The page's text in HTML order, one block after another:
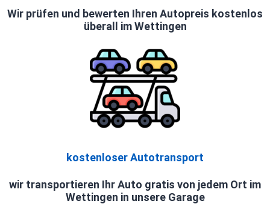
Wir prüfen und bewerten Ihren Autopreis kostenlos
überall im Wettingen
kostenloser Autotransport
wir transportieren Ihr Auto gratis von jedem Ort im
Wettingen in unsere Garage